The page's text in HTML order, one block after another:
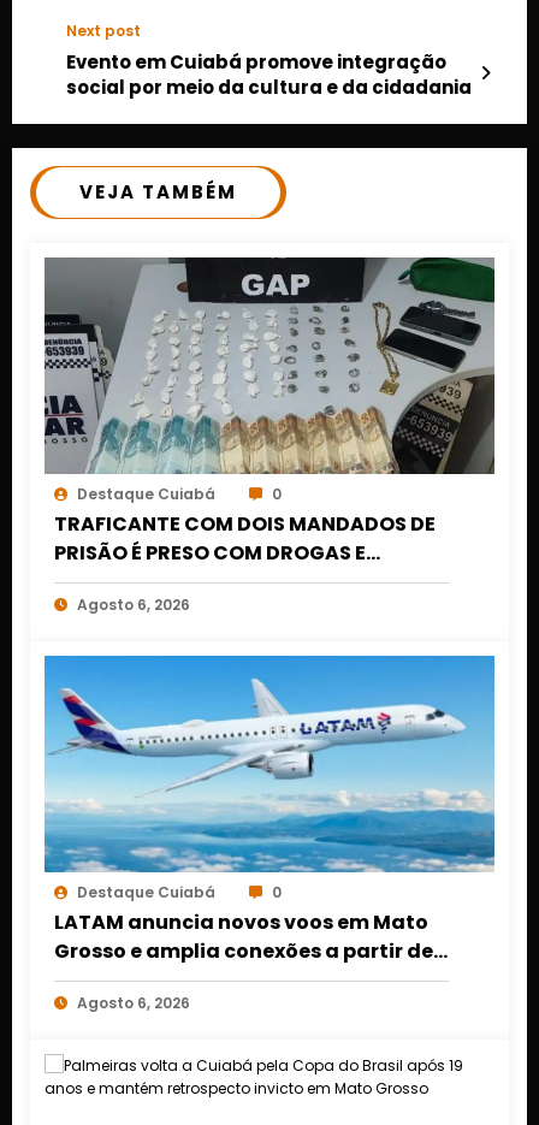
Next post
Evento em Cuiabá promove integração
social por meio da cultura e da cidadania
VEJA TAMBÉM
Destaque Cuiabá 0
TRAFICANTE COM DOIS MANDADOS DE
PRISÃO É PRESO COM DROGAS E
DINHEIRO NO 1º DE MARÇO EM CUIABÁ
Agosto 6, 2026
Destaque Cuiabá 0
LATAM anuncia novos voos em Mato
Grosso e amplia conexões a partir de
Cuiabá e Rondonópolis
Agosto 6, 2026